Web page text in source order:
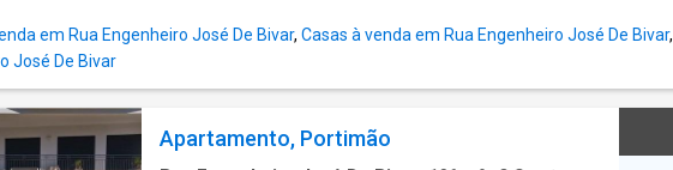
comodidade e qualidade de vida. Não perca tempo,
do financiamento. Com a nossa autorização c
em Rua Engenheiro José De Bivar, Casas à venda em Rua Engenheiro José De Bivar,
José De Bivar
Apartamento, Portimão